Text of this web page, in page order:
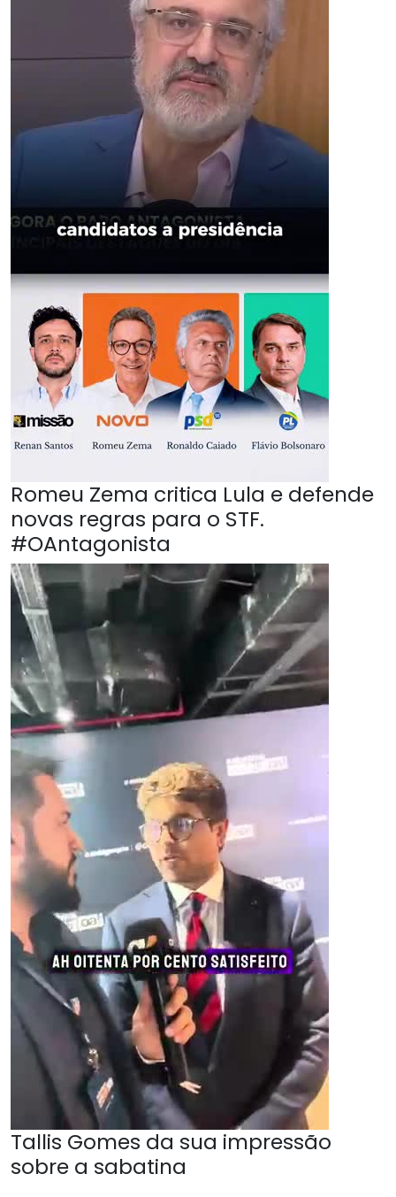
Romeu Zema critica Lula e defende
novas regras para o STF.
#OAntagonista
Tallis Gomes da sua impressão
sobre a sabatina